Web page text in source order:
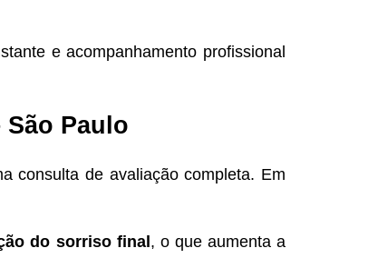
e acompanhamento profissional
Paulo
consulta de avaliação completa. Em
do sorriso final , o que aumenta a